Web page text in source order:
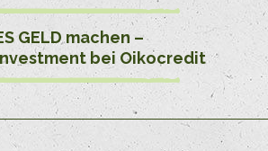
GELD machen –
bei Oikocredit